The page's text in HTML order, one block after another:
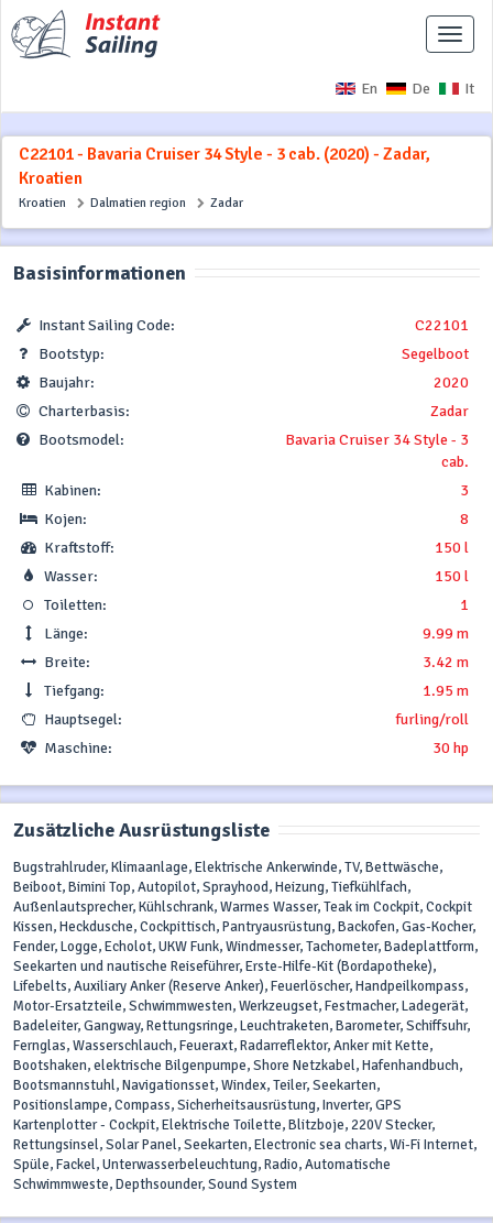
En De It
C22101 - Bavaria Cruiser 34 Style - 3 cab. (2020) - Zadar,
Kroatien
Kroatien Dalmatien region Zadar
Basisinformationen
Instant Sailing Code:
C22101
Bootstyp:
Segelboot
Baujahr:
2020
Charterbasis:
Zadar
Bootsmodel:
Bavaria Cruiser 34 Style - 3
cab.
Kabinen:
3
Kojen:
8
Kraftstoff:
150 l
Wasser:
150 l
Toiletten:
1
Länge:
9.99 m
Breite:
3.42 m
Tiefgang:
1.95 m
Hauptsegel:
furling/roll
Maschine:
30 hp
Zusätzliche Ausrüstungsliste
Bugstrahlruder, Klimaanlage, Elektrische Ankerwinde, TV, Bettwäsche,
Beiboot, Bimini Top, Autopilot, Sprayhood, Heizung, Tiefkühlfach,
Außenlautsprecher, Kühlschrank, Warmes Wasser, Teak im Cockpit, Cockpit
Kissen, Heckdusche, Cockpittisch, Pantryausrüstung, Backofen, Gas-Kocher,
Fender, Logge, Echolot, UKW Funk, Windmesser, Tachometer, Badeplattform,
Seekarten und nautische Reiseführer, Erste-Hilfe-Kit (Bordapotheke),
Lifebelts, Auxiliary Anker (Reserve Anker), Feuerlöscher, Handpeilkompass,
Motor-Ersatzteile, Schwimmwesten, Werkzeugset, Festmacher, Ladegerät,
Badeleiter, Gangway, Rettungsringe, Leuchtraketen, Barometer, Schiffsuhr,
Fernglas, Wasserschlauch, Feueraxt, Radarreflektor, Anker mit Kette,
Bootshaken, elektrische Bilgenpumpe, Shore Netzkabel, Hafenhandbuch,
Bootsmannstuhl, Navigationsset, Windex, Teiler, Seekarten,
Positionslampe, Compass, Sicherheitsausrüstung, Inverter, GPS
Kartenplotter - Cockpit, Elektrische Toilette, Blitzboje, 220V Stecker,
Rettungsinsel, Solar Panel, Seekarten, Electronic sea charts, Wi-Fi Internet,
Spüle, Fackel, Unterwasserbeleuchtung, Radio, Automatische
Schwimmweste, Depthsounder, Sound System